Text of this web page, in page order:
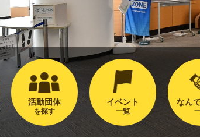
活動団体
を探す
イベント
一覧
なん